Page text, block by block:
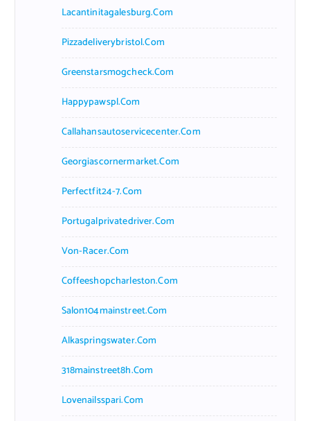
Lacantinitagalesburg.com
Pizzadeliverybristol.com
Greenstarsmogcheck.com
Happypawspl.com
Callahansautoservicecenter.com
Georgiascornermarket.com
Perfectfit24-7.com
Portugalprivatedriver.com
Von-Racer.com
Coffeeshopcharleston.com
Salon104mainstreet.com
Alkaspringswater.com
318mainstreet8h.com
Lovenailsspari.com